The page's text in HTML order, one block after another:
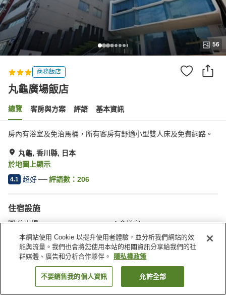
56
商務飯店
丸龜廣場飯店
總覽 客房與方案 評語 基本資訊
房內有浴室及免治馬桶，所有客房有舒適小型雙人床及免費網路。
丸龜, 香川縣, 日本
於地圖上顯示
4.1 超好 評語數： 206
住宿設施
停車場
會議室
付費洗衣房
宅配服務
首頁 日本 香川縣 丸龜 丸龜廣場飯店
找客房
本網站使用 Cookie 以提升使用者體驗，並分析我們網站的效
能與流量。我們也會將您使用本站的相關資訊分享給我們的社
群媒體、廣告和分析合作夥伴。
隱私權政策
不要銷售我的個人資訊 允許全部